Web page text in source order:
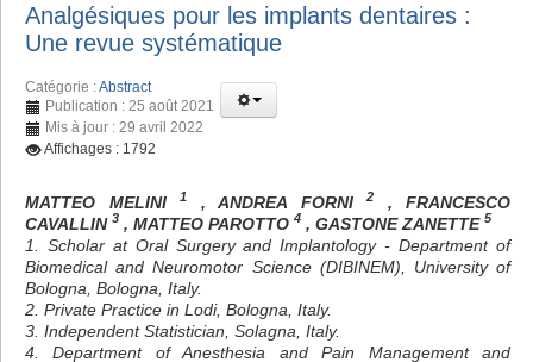
Analgésiques pour les implants dentaires :
Une revue systématique
Catégorie :Abstract
Publication : 25 août 2021
Mis à jour : 29 avril 2022
Affichages : 1792
MATTEO MELINI 1 , ANDREA FORNI 2
, FRANCESCO
CAVALLIN 3 , MATTEO PAROTTO 4 , GASTONE ZANETTE 5
1. Scholar at Oral Surgery and Implantology - Department of
Biomedical and Neuromotor Science (DIBINEM), University of
Bologna, Bologna, Italy.
2. Private Practice in Lodi, Bologna, Italy.
3. Independent Statistician, Solagna, Italy.
4. Department of Anesthesia and Pain Management and